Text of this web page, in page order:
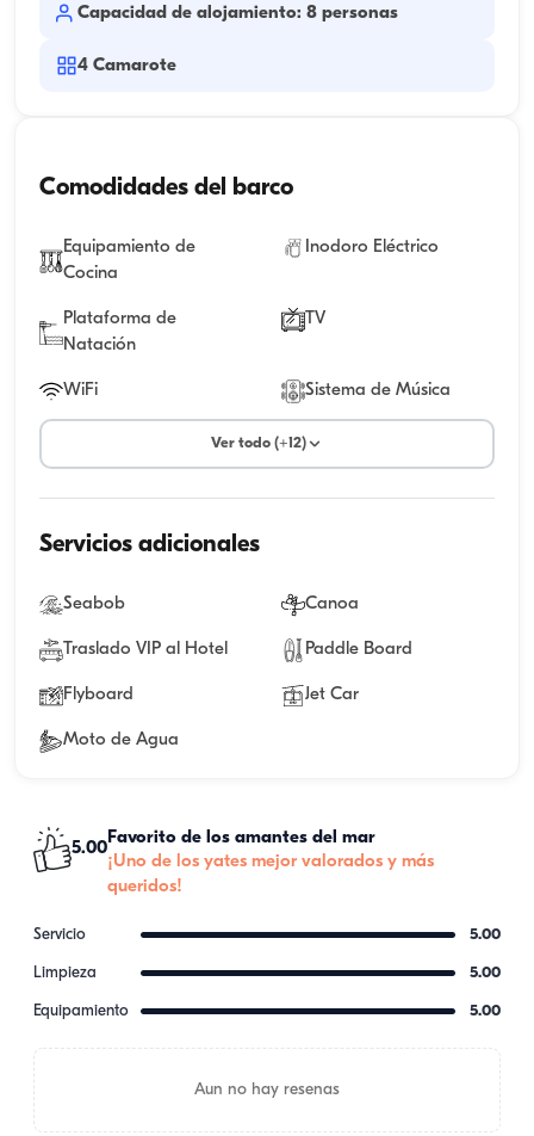
Capacidad de alojamiento: 8 personas
4 Camarote
Comodidades del barco
Equipamiento de
Cocina
Inodoro Eléctrico
Plataforma de
Natación
TV
WiFi Sistema de Música
Ver todo (+12)
Servicios adicionales
Seabob Canoa
Traslado VIP al Hotel Paddle Board
Flyboard Jet Car
Moto de Agua
5.00
Favorito de los amantes del mar
¡Uno de los yates mejor valorados y más
queridos!
Servicio 5.00
Limpieza 5.00
Equipamiento 5.00
Aun no hay resenas